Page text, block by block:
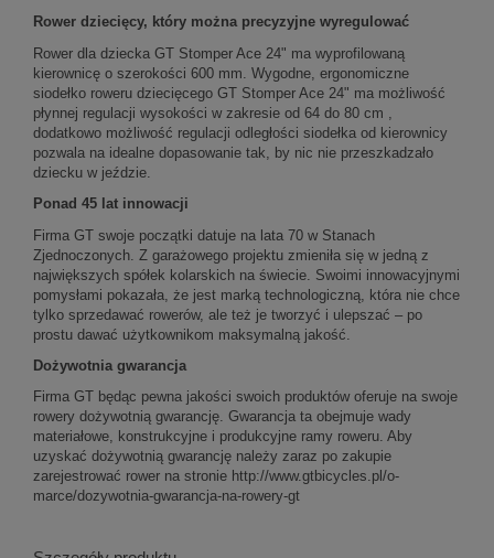
Rower dziecięcy, który można precyzyjne wyregulować
Rower dla dziecka GT Stomper Ace 24" ma wyprofilowaną
kierownicę o szerokości 600 mm. Wygodne, ergonomiczne
siodełko roweru dziecięcego GT Stomper Ace 24" ma możliwość
płynnej regulacji wysokości w zakresie od 64 do 80 cm ,
dodatkowo możliwość regulacji odległości siodełka od kierownicy
pozwala na idealne dopasowanie tak, by nic nie przeszkadzało
dziecku w jeździe.
Ponad 45 lat innowacji
Firma GT swoje początki datuje na lata 70 w Stanach
Zjednoczonych. Z garażowego projektu zmieniła się w jedną z
największych spółek kolarskich na świecie. Swoimi innowacyjnymi
pomysłami pokazała, że jest marką technologiczną, która nie chce
tylko sprzedawać rowerów, ale też je tworzyć i ulepszać – po
prostu dawać użytkownikom maksymalną jakość.
Dożywotnia gwarancja
Firma GT będąc pewna jakości swoich produktów oferuje na swoje
rowery dożywotnią gwarancję. Gwarancja ta obejmuje wady
materiałowe, konstrukcyjne i produkcyjne ramy roweru. Aby
uzyskać dożywotnią gwarancję należy zaraz po zakupie
zarejestrować rower na stronie http://www.gtbicycles.pl/o-
marce/dozywotnia-gwarancja-na-rowery-gt